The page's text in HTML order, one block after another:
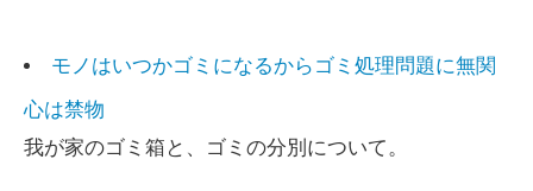
モノはいつかゴミになるからゴミ処理問題に無関
心は禁物
我が家のゴミ箱と、ゴミの分別について。